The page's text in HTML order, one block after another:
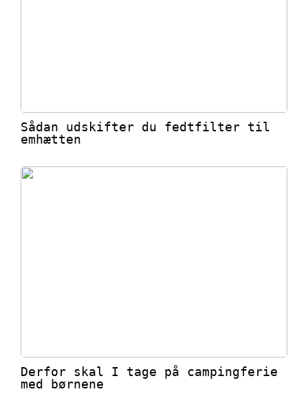
Sådan udskifter du fedtfilter til
emhætten
Derfor skal I tage på campingferie
med børnene